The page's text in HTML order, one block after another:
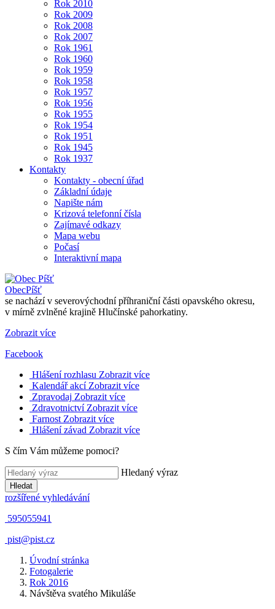
Rok 2010
Rok 2009
Rok 2008
Rok 2007
Rok 1961
Rok 1960
Rok 1959
Rok 1958
Rok 1957
Rok 1956
Rok 1955
Rok 1954
Rok 1951
Rok 1945
Rok 1937
Kontakty
Kontakty - obecní úřad
Základní údaje
Napište nám
Krizová telefonní čísla
Zajímavé odkazy
Mapa webu
Počasí
Interaktivní mapa
ObecPíšť
se nachází v severovýchodní příhraniční části opavského okresu,
v mírně zvlněné krajině Hlučínské pahorkatiny.
Zobrazit více
Facebook
Hlášení rozhlasu Zobrazit více
Kalendář akcí Zobrazit více
Zpravodaj Zobrazit více
Zdravotnictví Zobrazit více
Farnost Zobrazit více
Hlášení závad Zobrazit více
S čím Vám můžeme pomoci?
Hledaný výraz
Hledat
rozšířené vyhledávání
595055941
pist@pist.cz
Úvodní stránka
Fotogalerie
Rok 2016
Návštěva svatého Mikuláše